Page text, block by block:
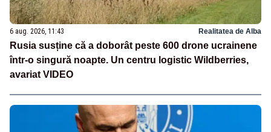
6 aug. 2026, 11:43 Realitatea de Alba
Rusia susține că a doborât peste 600 drone ucrainene
într-o singură noapte. Un centru logistic Wildberries,
avariat VIDEO